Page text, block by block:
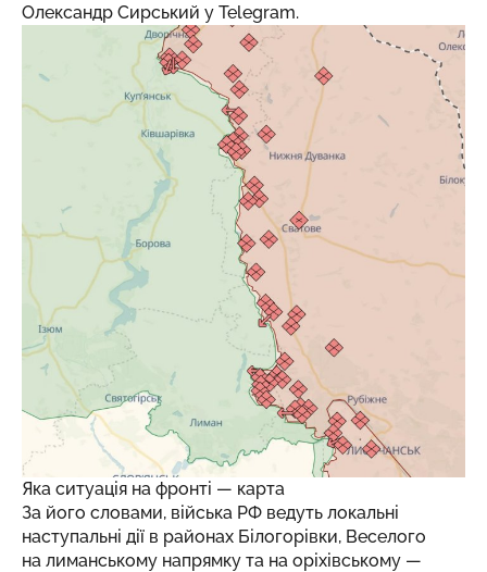
Олександр Сирський у Telegram.
Яка ситуація на фронті — карта
За його словами, війська РФ ведуть локальні
наступальні дії в районах Білогорівки, Веселого
на лиманському напрямку та на оріхівському —